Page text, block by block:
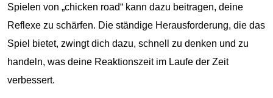
Spielen von „chicken road“ kann dazu beitragen, deine
Reflexe zu schärfen. Die ständige Herausforderung, die das
Spiel bietet, zwingt dich dazu, schnell zu denken und zu
handeln, was deine Reaktionszeit im Laufe der Zeit
verbessert.